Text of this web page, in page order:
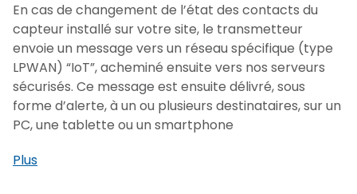
En cas de changement de l’état des contacts du
capteur installé sur votre site, le transmetteur
envoie un message vers un réseau spécifique (type
LPWAN) “IoT”, acheminé ensuite vers nos serveurs
sécurisés. Ce message est ensuite délivré, sous
forme d’alerte, à un ou plusieurs destinataires, sur un
PC, une tablette ou un smartphone
Plus